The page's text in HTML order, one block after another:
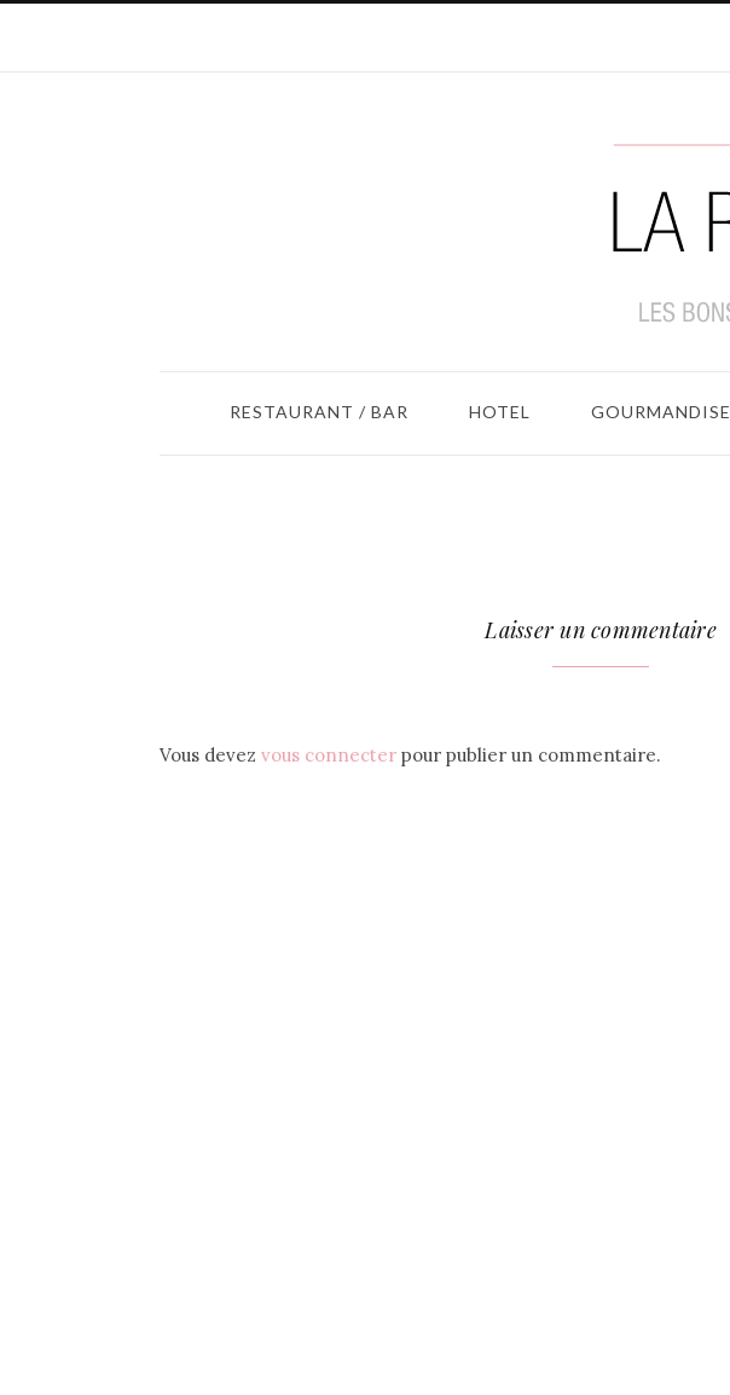
RESTAURANT / BAR HOTEL GOURMANDISE
Laisser un commentaire
Vous devez vous connecter pour publier un commentaire.